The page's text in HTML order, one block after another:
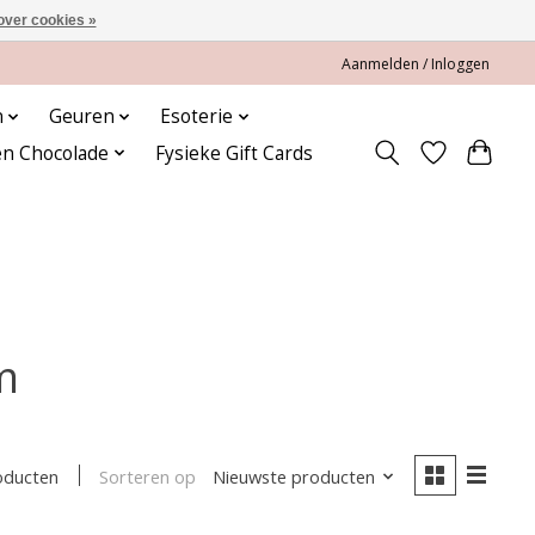
Aanmelden / Inloggen
Geuren
Esoterie
Chocolade
Fysieke Gift Cards
Sorteren op Nieuwste producten
cookies »